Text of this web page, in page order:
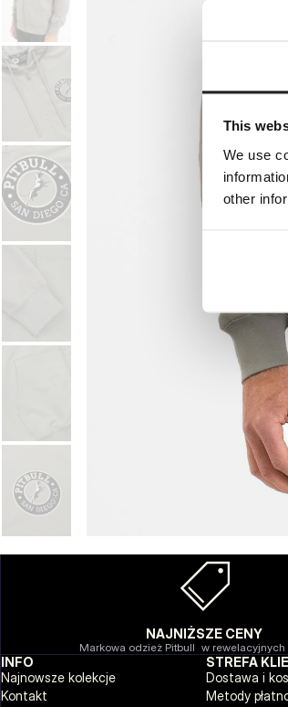
This
We use
other
NAJNIŻSZE CENY
Markowa odzież Pitbull w rewelacyjnych
INFO
Najnowsze kolekcje
Kontakt
STREFA
Dostawa i
Metody